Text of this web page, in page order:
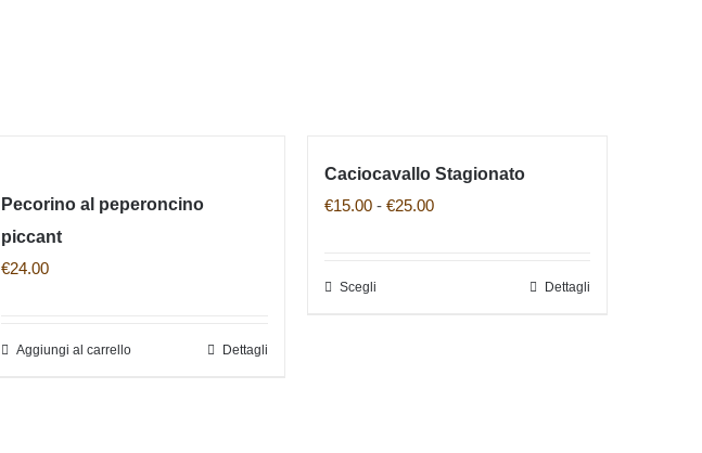
Pecorino al peperoncino
piccant
€24.00
Aggiungi al carrello Dettagli
Caciocavallo Stagionato
€15.00 - €25.00Fascia
ScegliQuesto
Dettagli